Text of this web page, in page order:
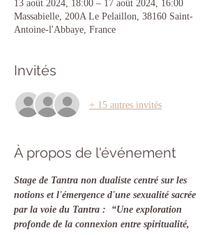
13 août 2024, 18:00 – 17 août 2024, 16:00
Massabielle, 200A Le Pelaillon, 38160 Saint-
Antoine-l'Abbaye, France
Invités
+ 15 autres invités
À propos de l'événement
Stage de Tantra non dualiste centré sur les
notions et l'émergence d'une sexualité sacrée
par la voie du Tantra :  “Une exploration
profonde de la connexion entre spiritualité,